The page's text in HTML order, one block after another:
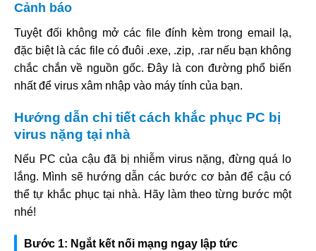
Cảnh báo
Tuyệt đối không mở các file đính kèm trong email lạ,
đặc biệt là các file có đuôi .exe, .zip, .rar nếu bạn không
chắc chắn về nguồn gốc. Đây là con đường phổ biến
nhất để virus xâm nhập vào máy tính của bạn.
Hướng dẫn chi tiết cách khắc phục PC bị
virus nặng tại nhà
Nếu PC của cậu đã bị nhiễm virus nặng, đừng quá lo
lắng. Mình sẽ hướng dẫn các bước cơ bản để cậu có
thể tự khắc phục tại nhà. Hãy làm theo từng bước một
nhé!
Bước 1: Ngắt kết nối mạng ngay lập tức